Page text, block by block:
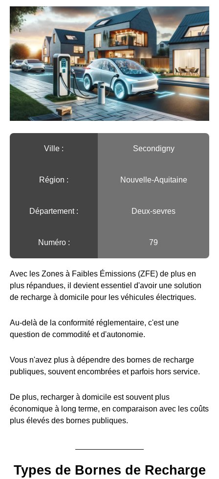
Ville :️ Secondigny
Région :️ Nouvelle-Aquitaine
Département : Deux-sevres
Numéro : 79
Avec les Zones à Faibles Émissions (ZFE) de plus en
plus répandues, il devient essentiel d'avoir une solution
de recharge à domicile pour les véhicules électriques.
Au-delà de la conformité réglementaire, c'est une
question de commodité et d'autonomie.
Vous n'avez plus à dépendre des bornes de recharge
publiques, souvent encombrées et parfois hors service.
De plus, recharger à domicile est souvent plus
économique à long terme, en comparaison avec les coûts
plus élevés des bornes publiques.
Types de Bornes de Recharge